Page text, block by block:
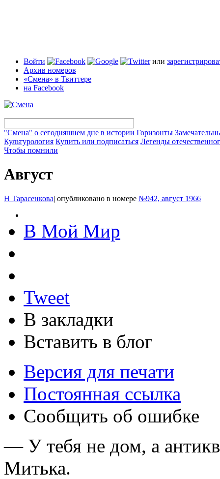
Войти или
Архив номеров
«Смена» в Твиттере
на Facebook
"Смена" о сегодняшнем дне в истории Горизонты
Культурология Купить или подписаться Легенды
Чтобы помнили
Август
Н Тарасенкова| опубликовано в номере №942, август 1966
В Мой Мир
Tweet
В закладки
Вставить в блог
Версия для печати
Постоянная ссылка
Сообщить об ошибке
— У тебя не дом, а
Митька.